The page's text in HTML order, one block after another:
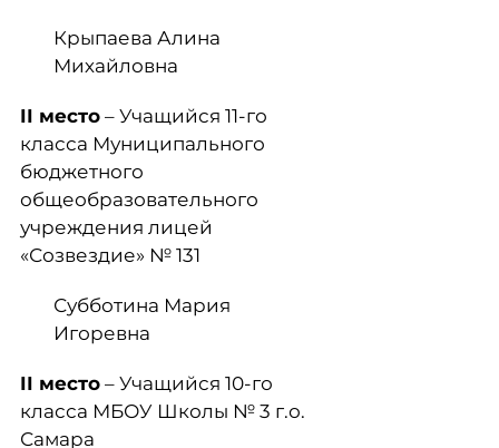
Крыпаева Алина
Михайловна
II место – Учащийся 11-го
класса Муниципального
бюджетного
общеобразовательного
учреждения лицей
«Созвездие» № 131
Субботина Мария
Игоревна
II место – Учащийся 10-го
класса МБОУ Школы № 3 г.о.
Самара